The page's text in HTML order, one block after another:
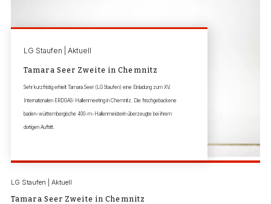
LG Staufen | Aktuell
Tamara Seer Zweite in Chemnitz
Sehr kurzfristig erhielt Tamara Seer (LG Staufen) eine Einladung zum XV.
Internationalen ERDGAS-Hallenmeeting in Chemnitz. Die frischgebackene
baden-württembergische 400-m-Hallenmeisterin überzeugte bei ihrem
dortigen Auftritt.
LG Staufen | Aktuell
Tamara Seer Zweite in Chemnitz